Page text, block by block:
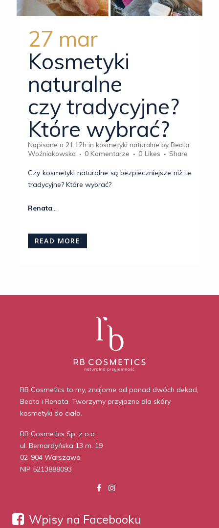
27 mar
Kosmetyki
naturalne
czy tradycyjne?
Które wybrać?
Napisane o 21:12h in kosmetyki naturalne by Beata
Woźniakowska
0 Komentarze 0 Likes Share
Czy kosmetyki naturalne są bezpieczniejsze niż te
tradycyjne? Które wybrać?
Renata...
READ MORE
RB Cosmetics to my, znajome od ponad dwóch dekad,
Beata i Renata. Tworzymy przyjazne dla skóry
kosmetyki do ciała.
RB Cosmetics Sp. z o.o.
ul. Bernardyńska 13 m. 19
02-904 Warszawa
NIP 5213888093
Wpisy na Facebooku